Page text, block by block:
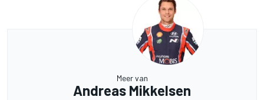
Meer van
Andreas Mikkelsen